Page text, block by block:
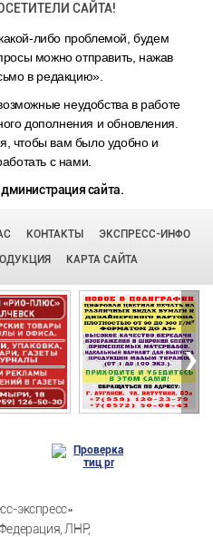
САЙТА!
либо проблемой, будем
можно отправить, нажав
в редакцию».
неудобства в работе
дополнения и обновления.
чтобы вам было удобно и
с нами.
сайта.
КОНТАКТЫ
ЭКСПРЕСС-ИНФО
КАРТА САЙТА
›
экспресс»
ЛНР,